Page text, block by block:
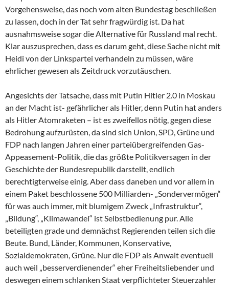
Vorgehensweise, das noch vom alten Bundestag beschließen
zu lassen, doch in der Tat sehr fragwürdig ist. Da hat
ausnahmsweise sogar die Alternative für Russland mal recht.
Klar auszusprechen, dass es darum geht, diese Sache nicht mit
Heidi von der Linkspartei verhandeln zu müssen, wäre
ehrlicher gewesen als Zeitdruck vorzutäuschen.
Angesichts der Tatsache, dass mit Putin Hitler 2.0 in Moskau
an der Macht ist- gefährlicher als Hitler, denn Putin hat anders
als Hitler Atomraketen – ist es zweifellos nötig, gegen diese
Bedrohung aufzurüsten, da sind sich Union, SPD, Grüne und
FDP nach langen Jahren einer parteiübergreifenden Gas-
Appeasement-Politik, die das größte Politikversagen in der
Geschichte der Bundesrepublik darstellt, endlich
berechtigterweise einig. Aber dass daneben und vor allem in
einem Paket beschlossene 500 Milliarden- „Sondervermögen“
für was auch immer, mit blumigem Zweck „Infrastruktur“,
„Bildung“, „Klimawandel“ ist Selbstbedienung pur. Alle
beteiligten grade und demnächst Regierenden teilen sich die
Beute. Bund, Länder, Kommunen, Konservative,
Sozialdemokraten, Grüne. Nur die FDP als Anwalt eventuell
auch weil „besserverdienender“ eher Freiheitsliebender und
deswegen einem schlanken Staat verpflichteter Steuerzahler